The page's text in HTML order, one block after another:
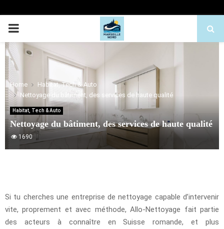
PRIMARY
MENU
Home
Habitat, Tech & Auto
Nettoyage du bâtiment, des services de haute qualité
Habitat, Tech & Auto
Nettoyage du bâtiment, des services de haute qualité
1690
Si tu cherches une entreprise de nettoyage capable d’intervenir
vite, proprement et avec méthode, Allo-Nettoyage fait partie
des acteurs à connaître en Suisse romande, et plus